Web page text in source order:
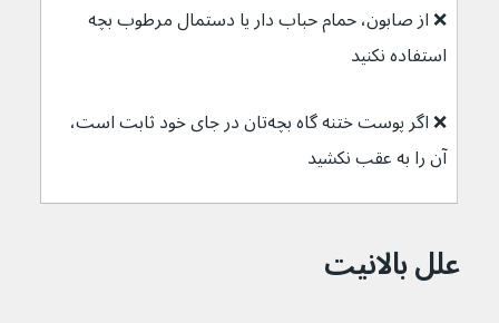
❌ از صابون، حمام حباب دار یا دستمال مرطوب بچه
استفاده نکنید
❌ اگر پوست ختنه گاه بچه‌تان در جای خود ثابت است،
آن را به عقب نکشید
علل بالانیت